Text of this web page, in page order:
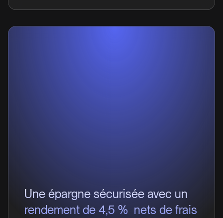
Une épargne sécurisée avec un
rendement de 4,5 % nets de frais